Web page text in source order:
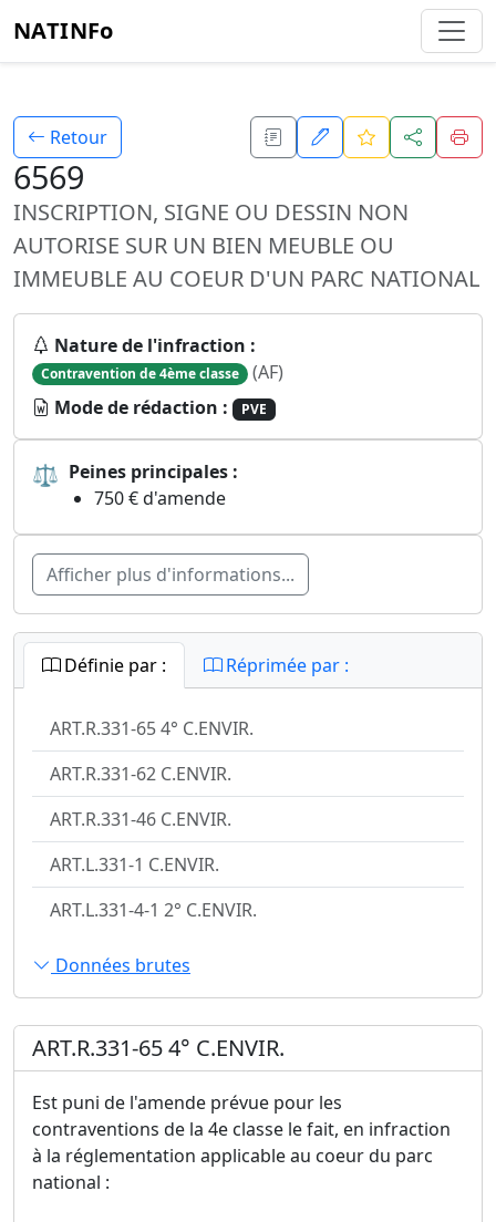
NATINFo
Retour
6569
INSCRIPTION, SIGNE OU DESSIN NON
AUTORISE SUR UN BIEN MEUBLE OU
IMMEUBLE AU COEUR D'UN PARC NATIONAL
Nature de l'infraction :
Contravention de 4ème classe (AF)
Mode de rédaction :
PVE
⚖ Peines principales :
750 € d'amende
Afficher plus d'informations...
Définie par : Réprimée par :
ART.R.331-65 4° C.ENVIR.
ART.R.331-62 C.ENVIR.
ART.R.331-46 C.ENVIR.
ART.L.331-1 C.ENVIR.
ART.L.331-4-1 2° C.ENVIR.
Données brutes
ART.R.331-65 4° C.ENVIR.
Est puni de l'amende prévue pour les
contraventions de la 4e classe le fait, en infraction
à la réglementation applicable au coeur du parc
national :